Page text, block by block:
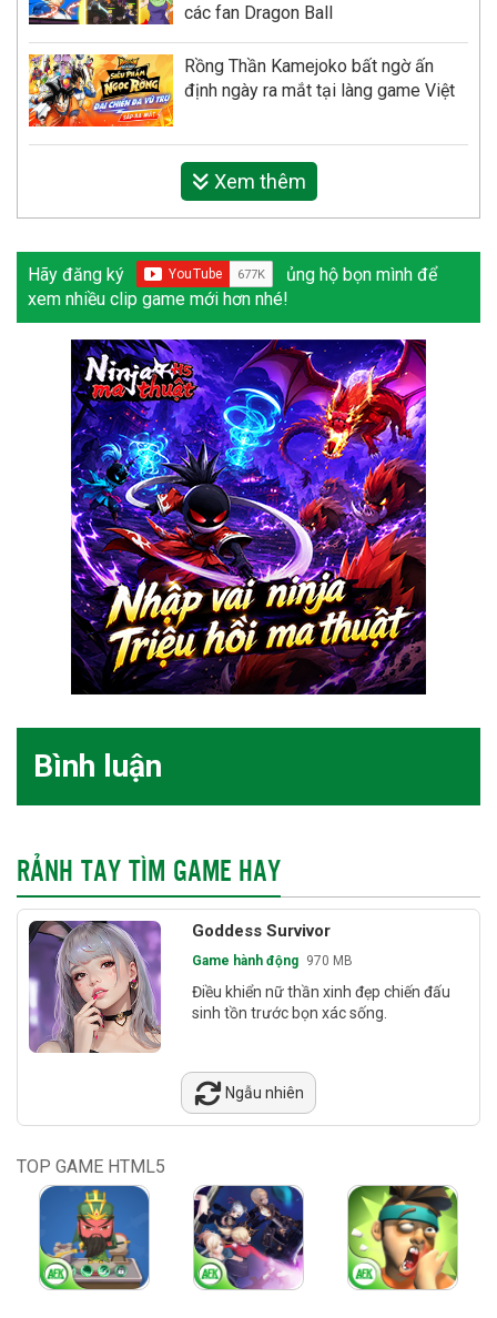
các fan Dragon Ball
Rồng Thần Kamejoko bất ngờ ấn
định ngày ra mắt tại làng game Việt
Xem thêm
Hãy đăng ký
ủng hộ bọn mình để
xem nhiều clip game mới hơn nhé!
Bình luận
RẢNH TAY TÌM GAME HAY
Goddess Survivor
Game hành động 970 MB
Điều khiển nữ thần xinh đẹp chiến đấu
sinh tồn trước bọn xác sống.
Ngẫu nhiên
TOP GAME HTML5